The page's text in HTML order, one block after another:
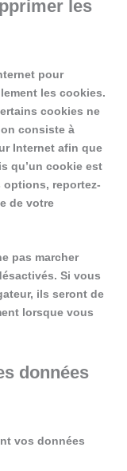
les
pour
les cookies.
cookies ne
consiste à
Internet afin que
qu’un cookie est
options, reportez-
de votre
pas marcher
Si vous
ils seront de
lorsque vous
données
vos données